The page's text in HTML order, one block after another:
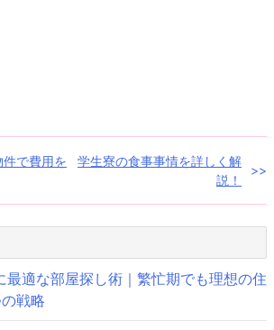
で費用を
学生寮の食事事情を詳しく解
説！
最適な部屋探し術｜繁忙期でも理想の住
戦略